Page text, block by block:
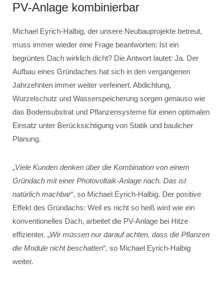
PV-Anlage kombinierbar
Michael Eyrich-Halbig, der unsere Neubauprojekte betreut,
muss immer wieder eine Frage beantworten: Ist ein
begrüntes Dach wirklich dicht? Die Antwort lautet: Ja. Der
Aufbau eines Gründaches hat sich in den vergangenen
Jahrzehnten immer weiter verfeinert. Abdichtung,
Wurzelschutz und Wasserspeicherung sorgen genauso wie
das Bodensubstrat und Pflanzensysteme für einen optimalen
Einsatz unter Berücksichtigung von Statik und baulicher
Planung.
„Viele Kunden denken über die Kombination von einem
Gründach mit einer Photovoltaik-Anlage nach. Das ist
natürlich machbar“, so Michael Eyrich-Halbig. Der positive
Effekt des Gründachs: Weil es nicht so heiß wird wie ein
konventionelles Dach, arbeitet die PV-Anlage bei Hitze
effizienter. „Wir müssen nur darauf achten, dass die Pflanzen
die Module nicht beschatten“, so Michael Eyrich-Halbig
weiter.